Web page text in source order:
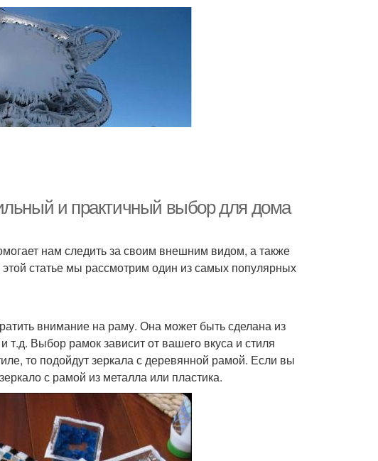
и практичный выбор для дома
нам следить за своим внешним видом, а также
статье мы рассмотрим один из самых популярных
внимание на раму. Она может быть сделана из
т.д. Выбор рамок зависит от вашего вкуса и стиля
то подойдут зеркала с деревянной рамой. Если вы
с рамой из металла или пластика.